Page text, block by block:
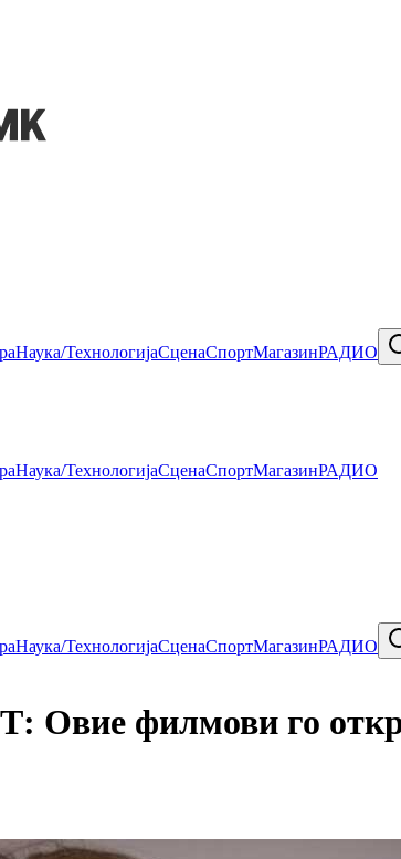
Наука/ТехнологијаСценаСпортМагазинРАДИО
Наука/ТехнологијаСценаСпортМагазинРАДИО
Наука/ТехнологијаСценаСпортМагазинРАДИО
филмови го